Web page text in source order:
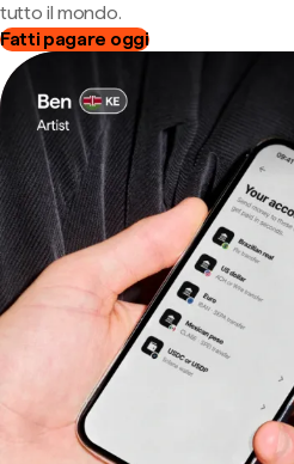
tutto il mondo.
Fatti pagare oggi